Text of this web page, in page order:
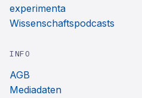
experimenta
Wissenschaftspodcasts
INFO
AGB
Mediadaten